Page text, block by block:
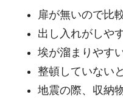
扉が無いので比
出し入れがしや
埃が溜まりやす
整頓していない
地震の際、収納